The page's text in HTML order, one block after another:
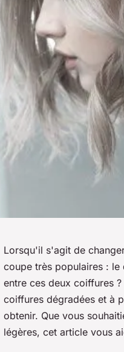
Lorsqu'il s'agit de
coupe très populaires :
entre ces deux coiffures
coiffures dégradées et à
obtenir. Que vous
légères, cet article vous